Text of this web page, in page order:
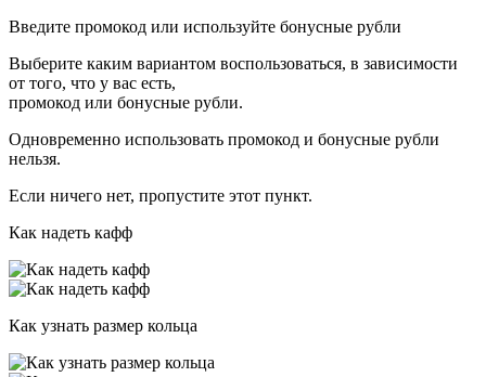
Введите промокод или используйте бонусные рубли
Выберите каким вариантом воспользоваться, в зависимости
от того, что у вас есть,
промокод или бонусные рубли.
Одновременно использовать промокод и бонусные рубли
нельзя.
Если ничего нет, пропустите этот пункт.
Как надеть кафф
Как узнать размер кольца